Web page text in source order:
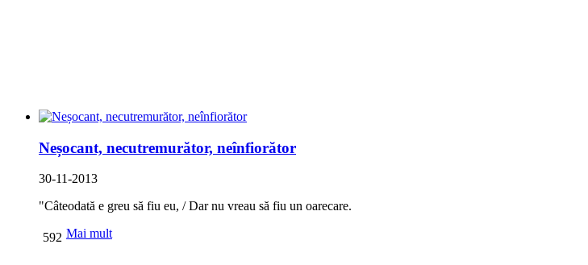
Neșocant, necutremurător, neînfiorător
30-11-2013
"Câteodată e greu să fiu eu, / Dar nu vreau să fiu un oarecare.
Mai mult
592